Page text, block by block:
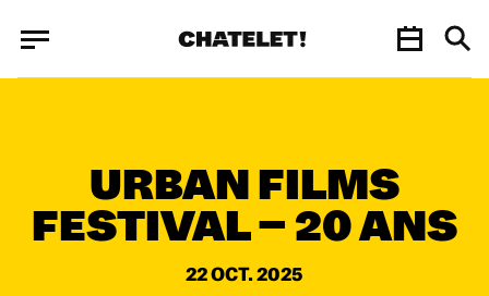
URBAN FILMS
FESTIVAL – 20 ANS
22 OCT. 2025